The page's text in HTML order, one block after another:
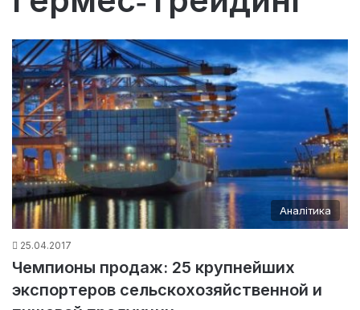
Аналітика
25.04.2017
Чемпионы продаж: 25 крупнейших
экспортеров сельскохозяйственной и